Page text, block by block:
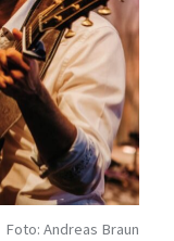
Foto: Andreas Braun